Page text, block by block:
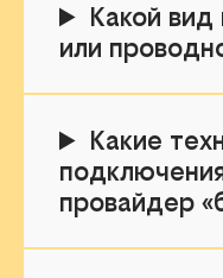
Какой вид
или
Какие
провайдер